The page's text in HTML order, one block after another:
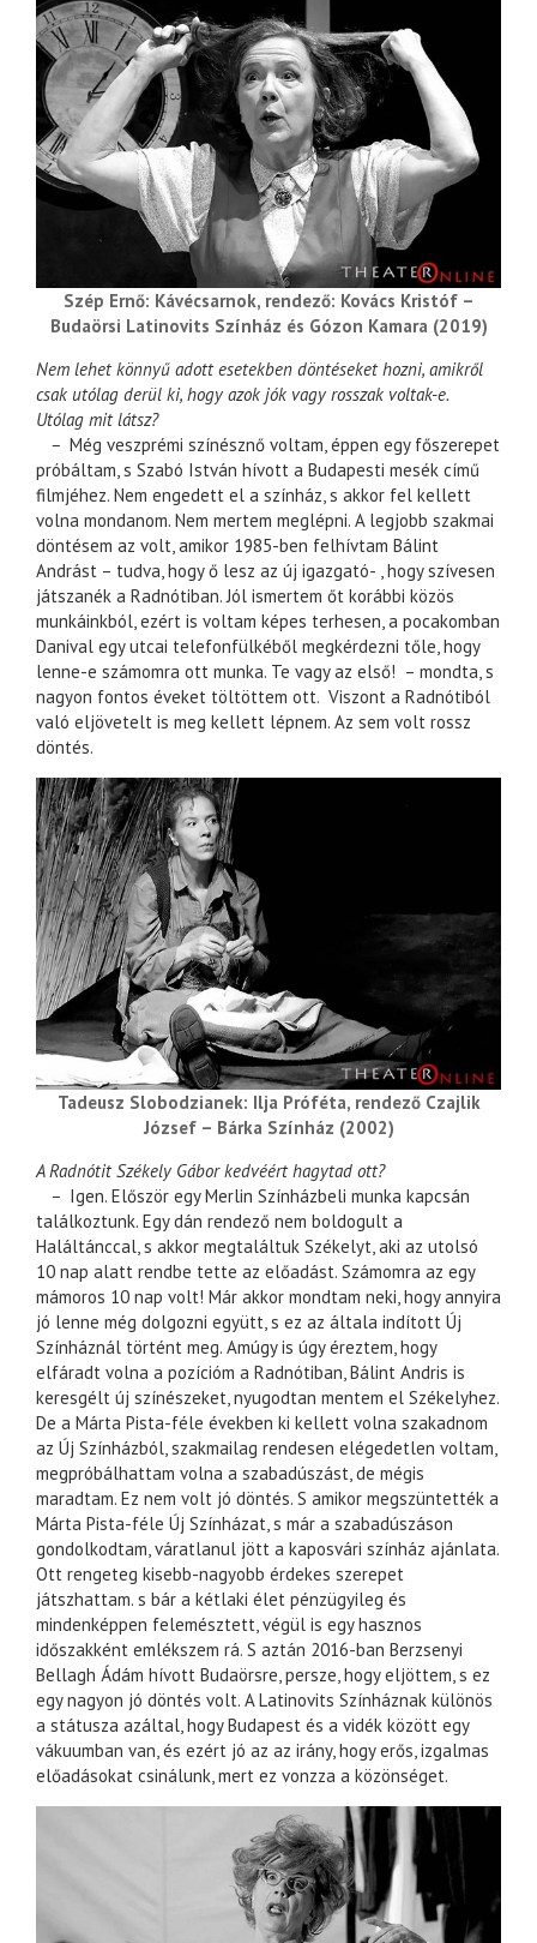
Szép Ernő: Kávécsarnok, rendező: Kovács Kristóf –
Budaörsi Latinovits Színház és Gózon Kamara (2019)
Nem lehet könnyű adott esetekben döntéseket hozni, amikről
csak utólag derül ki, hogy azok jók vagy rosszak voltak-e.
Utólag mit látsz?
– Még veszprémi színésznő voltam, éppen egy főszerepet
próbáltam, s Szabó István hívott a Budapesti mesék című
filmjéhez. Nem engedett el a színház, s akkor fel kellett
volna mondanom. Nem mertem meglépni. A legjobb szakmai
döntésem az volt, amikor 1985-ben felhívtam Bálint
Andrást – tudva, hogy ő lesz az új igazgató- , hogy szívesen
játszanék a Radnótiban. Jól ismertem őt korábbi közös
munkáinkból, ezért is voltam képes terhesen, a pocakomban
Danival egy utcai telefonfülkéből megkérdezni tőle, hogy
lenne-e számomra ott munka. Te vagy az első! – mondta, s
nagyon fontos éveket töltöttem ott. Viszont a Radnótiból
való eljövetelt is meg kellett lépnem. Az sem volt rossz
döntés.
Tadeusz Slobodzianek: Ilja Próféta, rendező Czajlik
József – Bárka Színház (2002)
A Radnótit Székely Gábor kedvéért hagytad ott?
– Igen. Először egy Merlin Színházbeli munka kapcsán
találkoztunk. Egy dán rendező nem boldogult a
Haláltánccal, s akkor megtaláltuk Székelyt, aki az utolsó
10 nap alatt rendbe tette az előadást. Számomra az egy
mámoros 10 nap volt! Már akkor mondtam neki, hogy annyira
jó lenne még dolgozni együtt, s ez az általa indított Új
Színháznál történt meg. Amúgy is úgy éreztem, hogy
elfáradt volna a pozícióm a Radnótiban, Bálint Andris is
keresgélt új színészeket, nyugodtan mentem el Székelyhez.
De a Márta Pista-féle években ki kellett volna szakadnom
az Új Színházból, szakmailag rendesen elégedetlen voltam,
megpróbálhattam volna a szabadúszást, de mégis
maradtam. Ez nem volt jó döntés. S amikor megszüntették a
Márta Pista-féle Új Színházat, s már a szabadúszáson
gondolkodtam, váratlanul jött a kaposvári színház ajánlata.
Ott rengeteg kisebb-nagyobb érdekes szerepet
játszhattam. s bár a kétlaki élet pénzügyileg és
mindenképpen felemésztett, végül is egy hasznos
időszakként emlékszem rá. S aztán 2016-ban Berzsenyi
Bellagh Ádám hívott Budaörsre, persze, hogy eljöttem, s ez
egy nagyon jó döntés volt. A Latinovits Színháznak különös
a státusza azáltal, hogy Budapest és a vidék között egy
vákuumban van, és ezért jó az az irány, hogy erős, izgalmas
előadásokat csinálunk, mert ez vonzza a közönséget.